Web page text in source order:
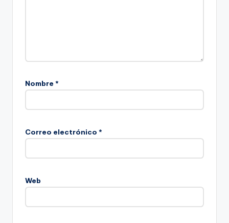
Nombre *
Correo electrónico *
Web